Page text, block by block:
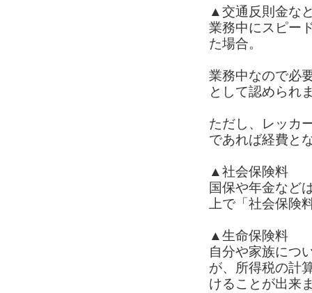
▲交通反則金な
業務中にスピー
た場合。
業務中なので必
として認められ
ただし、レッカ
であれば経費と
▲社会保険料
国保や年金など
上で「社会保険
▲生命保険料
自分や家族につ
が、所得税の計
けることが出来